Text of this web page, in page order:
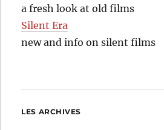
a fresh look at old films
Silent Era
new and info on silent films
LES ARCHIVES